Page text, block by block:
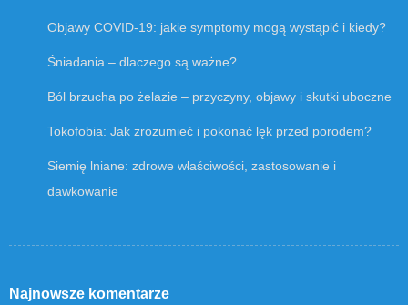
Objawy COVID-19: jakie symptomy mogą wystąpić i kiedy?
Śniadania – dlaczego są ważne?
Ból brzucha po żelazie – przyczyny, objawy i skutki uboczne
Tokofobia: Jak zrozumieć i pokonać lęk przed porodem?
Siemię lniane: zdrowe właściwości, zastosowanie i
dawkowanie
Najnowsze komentarze